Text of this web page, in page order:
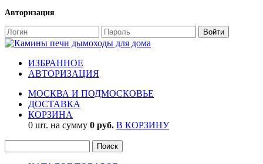
Авторизация
ИЗБРАННОЕ
АВТОРИЗАЦИЯ
МОСКВА И ПОДМОСКОВЬЕ
ДОСТАВКА
КОРЗИНА
0 шт. на сумму 0 руб. В КОРЗИНУ